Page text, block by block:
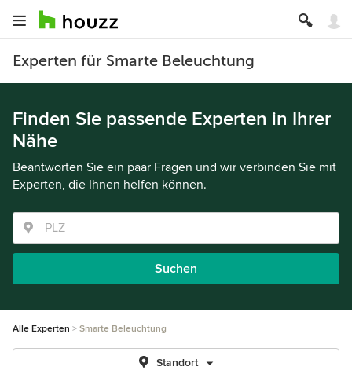
Experten für Smarte Beleuchtung
Finden Sie passende Experten in Ihrer
Nähe
Beantworten Sie ein paar Fragen und wir verbinden Sie mit
Experten, die Ihnen helfen können.
Suchen
Alle Experten Smarte Beleuchtung
Standort